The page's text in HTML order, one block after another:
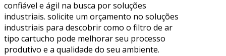
confiável e ágil na busca por soluções
industriais. solicite um orçamento no soluções
industriais para descobrir como o filtro de ar
tipo cartucho pode melhorar seu processo
produtivo e a qualidade do seu ambiente.